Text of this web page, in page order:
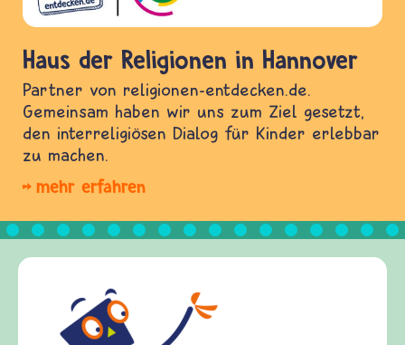
Haus der Religionen in Hannover
Partner von religionen-entdecken.de.
Gemeinsam haben wir uns zum Ziel gesetzt,
den interreligiösen Dialog für Kinder erlebbar
zu machen.
mehr erfahren